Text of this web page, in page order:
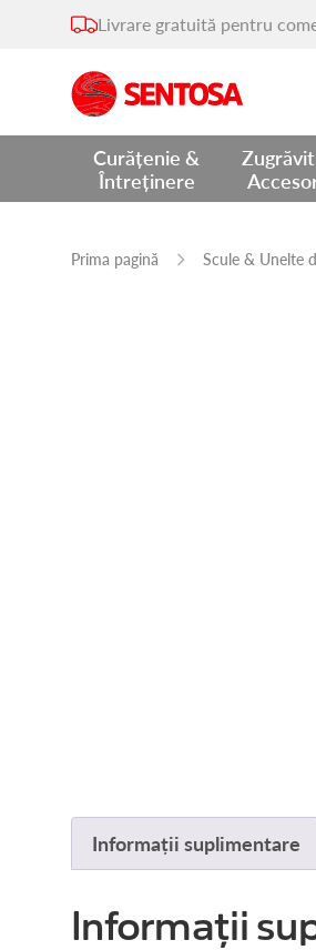
Livrare gratuită pentru
Curățenie &
Întreținere
Prima pagină Scule & Unelte
Informații suplimentare
Informații